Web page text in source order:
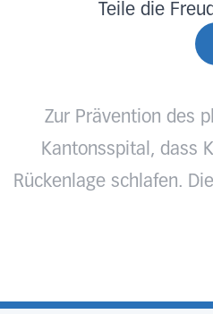
Teile die
Zur Prävention des
Kantonsspital, dass
Rückenlage schlafen.